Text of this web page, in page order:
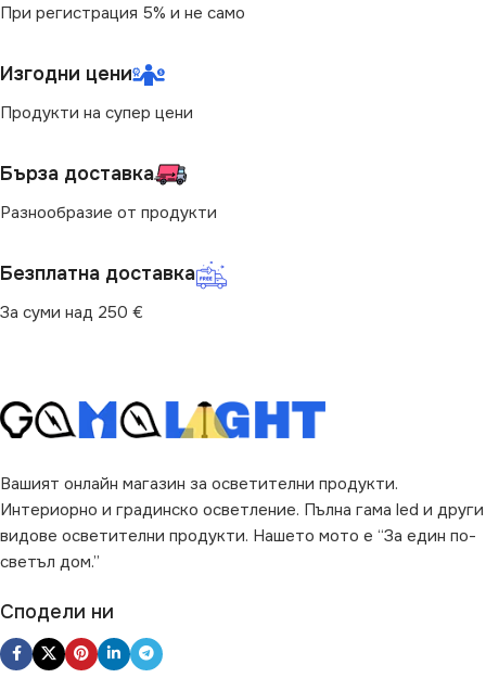
ВИД с Крушки
БРОЙ ФАСУНГИ
При регистрация 5% и не само
Изгодни цени
Продукти на супер цени
Бърза доставка
Разнообразие от продукти
Безплатна доставка
За суми над 250 €
Вашият онлайн магазин за осветителни продукти.
Интериорно и градинско осветление. Пълна гама led и други
видове осветителни продукти. Нашето мото е “За един по-
светъл дом.”
Сподели ни